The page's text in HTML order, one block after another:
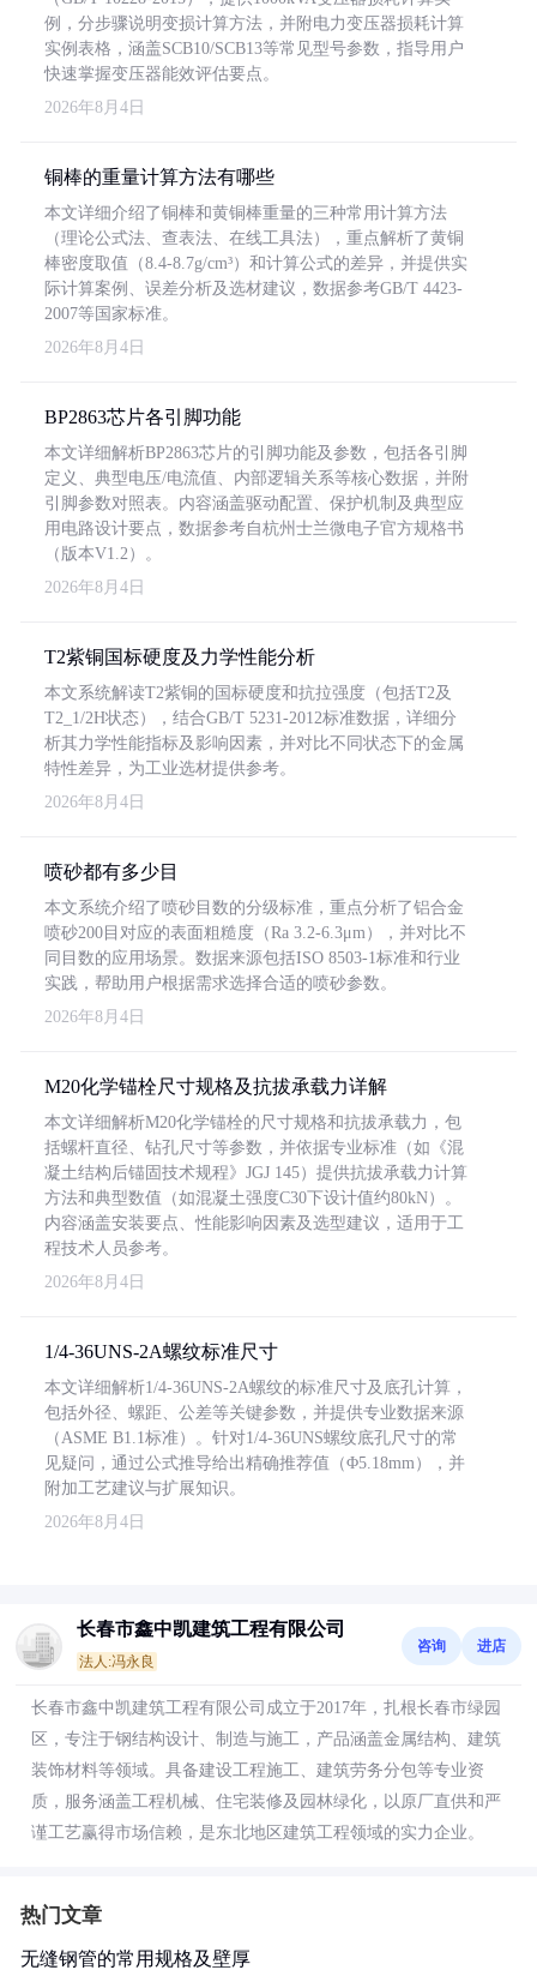
例，分步骤说明变损计算方法，并附电力变压器损耗计算
实例表格，涵盖SCB10/SCB13等常见型号参数，指导用户
快速掌握变压器能效评估要点。
2026年8月4日
铜棒的重量计算方法有哪些
本文详细介绍了铜棒和黄铜棒重量的三种常用计算方法
（理论公式法、查表法、在线工具法），重点解析了黄铜
棒密度取值（8.4-8.7g/cm³）和计算公式的差异，并提供实
际计算案例、误差分析及选材建议，数据参考GB/T 4423-
2007等国家标准。
2026年8月4日
BP2863芯片各引脚功能
本文详细解析BP2863芯片的引脚功能及参数，包括各引脚
定义、典型电压/电流值、内部逻辑关系等核心数据，并附
引脚参数对照表。内容涵盖驱动配置、保护机制及典型应
用电路设计要点，数据参考自杭州士兰微电子官方规格书
（版本V1.2）。
2026年8月4日
T2紫铜国标硬度及力学性能分析
本文系统解读T2紫铜的国标硬度和抗拉强度（包括T2及
T2_1/2H状态），结合GB/T 5231-2012标准数据，详细分
析其力学性能指标及影响因素，并对比不同状态下的金属
特性差异，为工业选材提供参考。
2026年8月4日
喷砂都有多少目
本文系统介绍了喷砂目数的分级标准，重点分析了铝合金
喷砂200目对应的表面粗糙度（Ra 3.2-6.3μm），并对比不
同目数的应用场景。数据来源包括ISO 8503-1标准和行业
实践，帮助用户根据需求选择合适的喷砂参数。
2026年8月4日
M20化学锚栓尺寸规格及抗拔承载力详解
本文详细解析M20化学锚栓的尺寸规格和抗拔承载力，包
括螺杆直径、钻孔尺寸等参数，并依据专业标准（如《混
凝土结构后锚固技术规程》JGJ 145）提供抗拔承载力计算
方法和典型数值（如混凝土强度C30下设计值约80kN）。
内容涵盖安装要点、性能影响因素及选型建议，适用于工
程技术人员参考。
2026年8月4日
1/4-36UNS-2A螺纹标准尺寸
本文详细解析1/4-36UNS-2A螺纹的标准尺寸及底孔计算，
包括外径、螺距、公差等关键参数，并提供专业数据来源
（ASME B1.1标准）。针对1/4-36UNS螺纹底孔尺寸的常
见疑问，通过公式推导给出精确推荐值（Φ5.18mm），并
附加工艺建议与扩展知识。
2026年8月4日
长春市鑫中凯建筑工程有限公司
法人:冯永良
咨询 进店
长春市鑫中凯建筑工程有限公司成立于2017年，扎根长春市绿园
区，专注于钢结构设计、制造与施工，产品涵盖金属结构、建筑
装饰材料等领域。具备建设工程施工、建筑劳务分包等专业资
质，服务涵盖工程机械、住宅装修及园林绿化，以原厂直供和严
谨工艺赢得市场信赖，是东北地区建筑工程领域的实力企业。
热门文章
无缝钢管的常用规格及壁厚